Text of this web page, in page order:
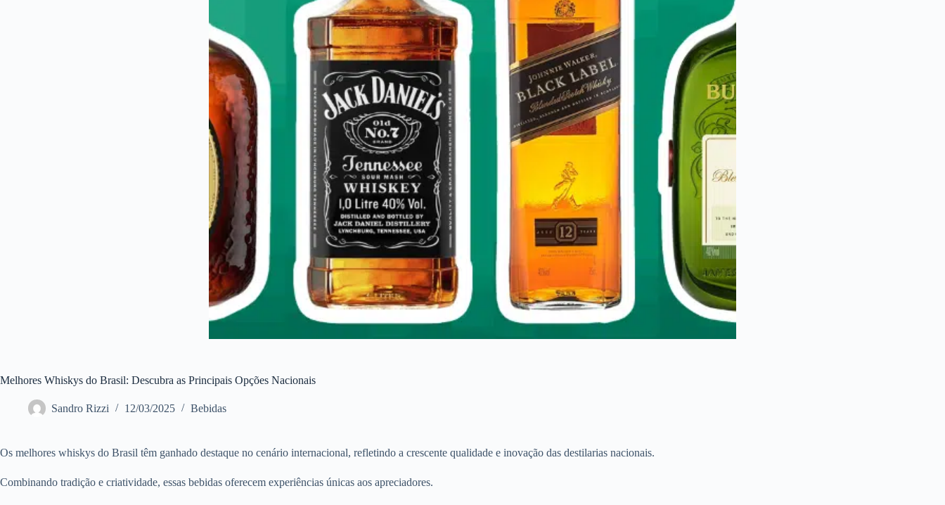
Melhores Whiskys do Brasil: Descubra as Principais Opções Nacionais
Sandro Rizzi 12/03/2025 Bebidas
Os melhores whiskys do Brasil têm ganhado destaque no cenário internacional, refletindo a crescente qualidade e inovação das destilarias nacionais.
Combinando tradição e criatividade, essas bebidas oferecem experiências únicas aos apreciadores.